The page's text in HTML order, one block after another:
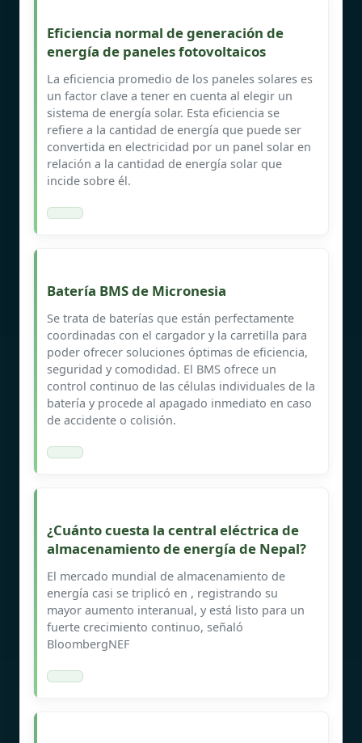
Eficiencia normal de generación de
energía de paneles fotovoltaicos
La eficiencia promedio de los paneles solares es
un factor clave a tener en cuenta al elegir un
sistema de energía solar. Esta eficiencia se
refiere a la cantidad de energía que puede ser
convertida en electricidad por un panel solar en
relación a la cantidad de energía solar que
incide sobre él.
Batería BMS de Micronesia
Se trata de baterías que están perfectamente
coordinadas con el cargador y la carretilla para
poder ofrecer soluciones óptimas de eficiencia,
seguridad y comodidad. El BMS ofrece un
control continuo de las células individuales de la
batería y procede al apagado inmediato en caso
de accidente o colisión.
¿Cuánto cuesta la central eléctrica de
almacenamiento de energía de Nepal?
El mercado mundial de almacenamiento de
energía casi se triplicó en , registrando su
mayor aumento interanual, y está listo para un
fuerte crecimiento continuo, señaló
BloombergNEF